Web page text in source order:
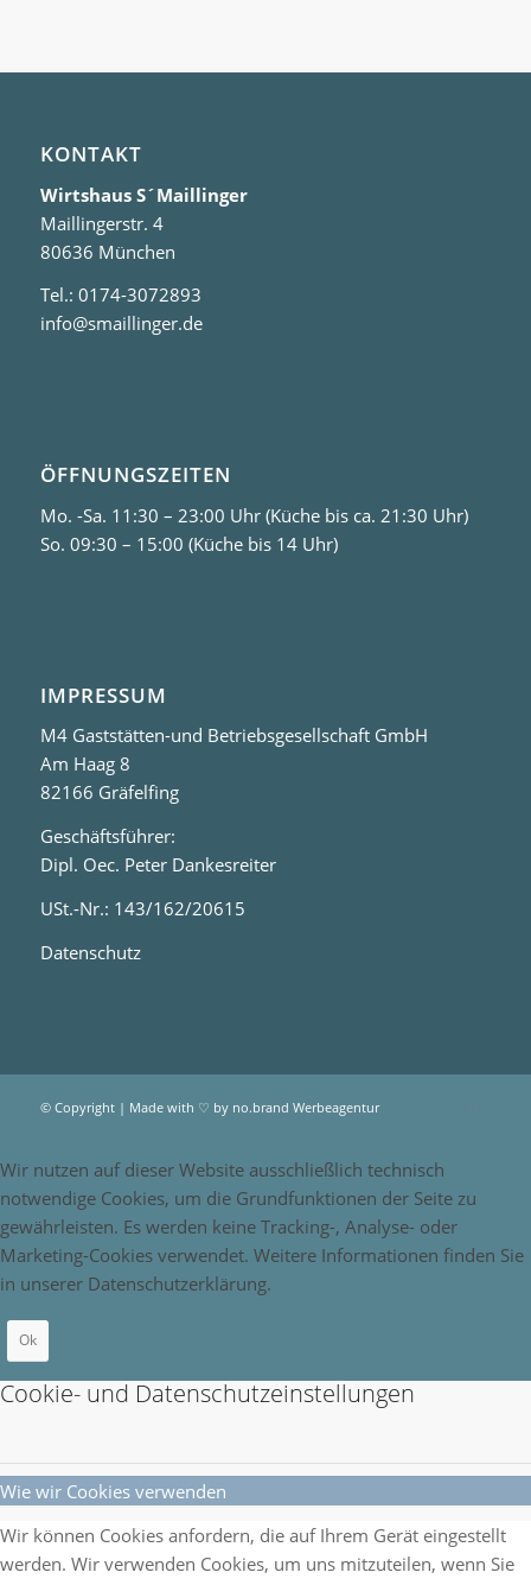
KONTAKT
Wirtshaus S´Maillinger
Maillingerstr. 4
80636 München
Tel.: 0174-3072893
info@smaillinger.de
ÖFFNUNGSZEITEN
Mo. -Sa. 11:30 – 23:00 Uhr (Küche bis ca. 21:30 Uhr)
So. 09:30 – 15:00 (Küche bis 14 Uhr)
IMPRESSUM
M4 Gaststätten-und Betriebsgesellschaft GmbH
Am Haag 8
82166 Gräfelfing
Geschäftsführer:
Dipl. Oec. Peter Dankesreiter
USt.-Nr.: 143/162/20615
Datenschutz
© Copyright | Made with ♡ by no.brand Werbeagentur
Wir nutzen auf dieser Website ausschließlich technisch
notwendige Cookies, um die Grundfunktionen der Seite zu
gewährleisten. Es werden keine Tracking-, Analyse- oder
Marketing-Cookies verwendet. Weitere Informationen finden Sie
in unserer Datenschutzerklärung.
Ok
Cookie- und Datenschutzeinstellungen
Wie wir Cookies verwenden
Wir können Cookies anfordern, die auf Ihrem Gerät eingestellt
werden. Wir verwenden Cookies, um uns mitzuteilen, wenn Sie